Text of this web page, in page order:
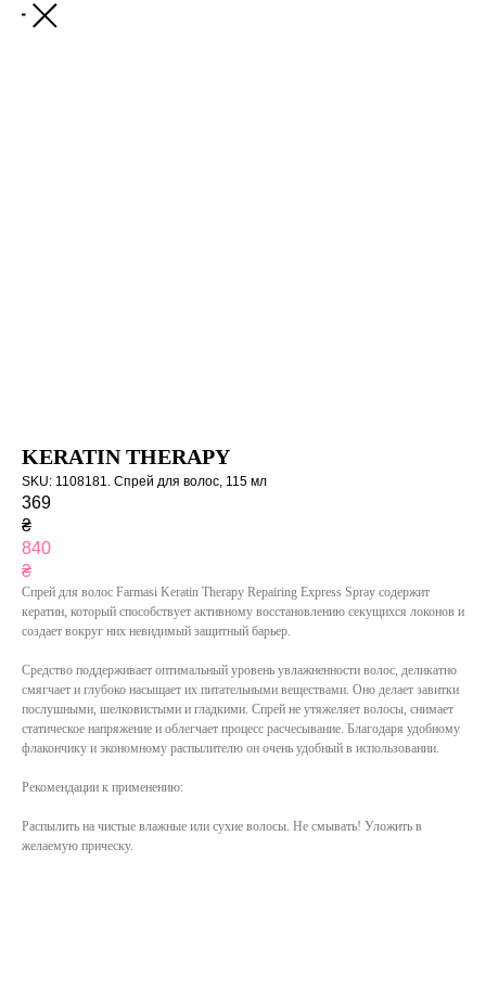
KERATIN THERAPY
SKU: 1108181. Спрей для волос, 115 мл
369
₴
840
₴
Спрей для волос Farmasi Keratin Therapy Repairing Express Spray содержит
кератин, который способствует активному восстановлению секущихся локонов и
создает вокруг них невидимый защитный барьер.
Средство поддерживает оптимальный уровень увлажненности волос, деликатно
смягчает и глубоко насыщает их питательными веществами. Оно делает завитки
послушными, шелковистыми и гладкими. Спрей не утяжеляет волосы, снимает
статическое напряжение и облегчает процесс расчесывание. Благодаря удобному
флакончику и экономному распылителю он очень удобный в использовании.
Рекомендации к применению:
Распылить на чистые влажные или сухие волосы. Не смывать! Уложить в
желаемую прическу.